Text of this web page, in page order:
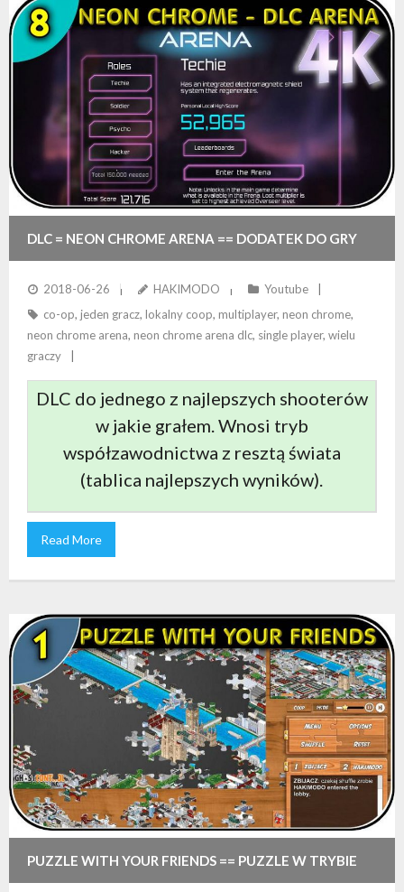
DLC = NEON CHROME ARENA == DODATEK DO GRY
WNOSZĄCY GLOBALNĄ TABELĘ WYNIKÓW
2018-06-26 HAKIMODO
Youtube
co-op, jeden gracz, lokalny coop, multiplayer, neon chrome,
neon chrome arena, neon chrome arena dlc, single player, wielu
graczy
DLC do jednego z najlepszych shooterów
w jakie grałem. Wnosi tryb
współzawodnictwa z resztą świata
(tablica najlepszych wyników).
Read More
PUZZLE WITH YOUR FRIENDS == PUZZLE W TRYBIE